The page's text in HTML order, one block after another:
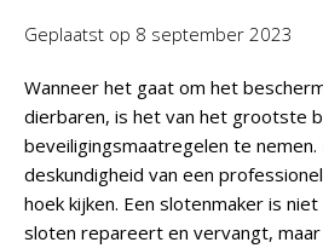
Geplaatst op 8 september 2023
Wanneer het gaat om het
dierbaren, is het van het grootste
beveiligingsmaatregelen te
deskundigheid van een
hoek kijken. Een slotenmaker is
sloten repareert en vervangt,